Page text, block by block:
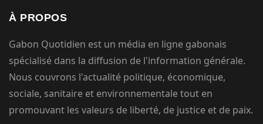
À PROPOS
Gabon Quotidien est un média en ligne gabonais
spécialisé dans la diffusion de l'information générale.
Nous couvrons l'actualité politique, économique,
sociale, sanitaire et environnementale tout en
promouvant les valeurs de liberté, de justice et de paix.